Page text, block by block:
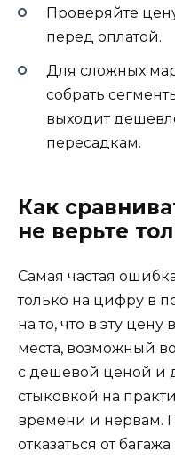
Проверяйте
перед оплатой.
Для сложных
собрать
выходит
пересадкам.
Как
не верьте
Самая частая
только на цифру в
на то, что в эту
места, возможный
с дешевой ценой и
стыковкой на
времени и нервам.
отказаться от